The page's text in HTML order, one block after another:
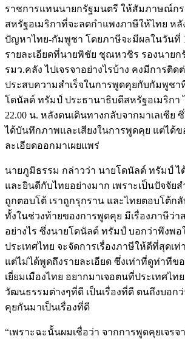
ราชการแทนนายกรัฐมนตรี ให้สัมภาษณ์ก
สหรัฐอเมริกาที่จะลดกำแพงภาษีให้ไทย หลั
ปัญหาไทย-กัมพูชา โดยภาษีจะมีผลในวันที่
รายละเอียดที่นายพิชัย ชุณหวชิร รองนายก
รมว.คลัง ไปเจรจาอย่างไรบ้าง คงมีการติด
ประสบความสำเร็จในการพูดคุยกับกัมพูชา
โดนัลด์ ทรัมป์ ประธานาธิบดีสหรัฐอเมริกา
22.00 น. หลังตนเดินทางกลับจากมาเลเซีย
ได้บันทึกภาพและเสียงในการพูดคุย แต่ได้ข
ละเอียดออกมาเผยแพร่
นายภูมิธรรม กล่าวว่า นายโดนัลด์ ทรัมป์
และยินดีกับไทยอย่างมาก เพราะเป็นปัจจัย
ถูกตอบโต้ เราถูกรุกราน และไทยตอบโต้ก
ทั้งในช่วงท้ายของการพูดคุย มีเรื่องภาษีว่า
อย่างไร ซึ่งนายโดนัลด์ ทรัมป์ บอกว่าพึงพอ
ประเทศไทย จะจัดการเรื่องภาษีให้ดีที่สุดเท่
แต่ไม่ได้พูดถึงรายละเอียด ซึ่งเท่าที่ดูท่าทีข
เยี่ยมเมืองไทย อยากมาเจอตนที่ประเทศไท
วัฒนธรรมต่างๆที่ดี เป็นเรื่องที่ดี ตนถึงบอก
คุยกันมาเป็นเรื่องที่ดี
“เพราะฉะนั้นผมเชื่อว่า จากการพูดคุยเจร